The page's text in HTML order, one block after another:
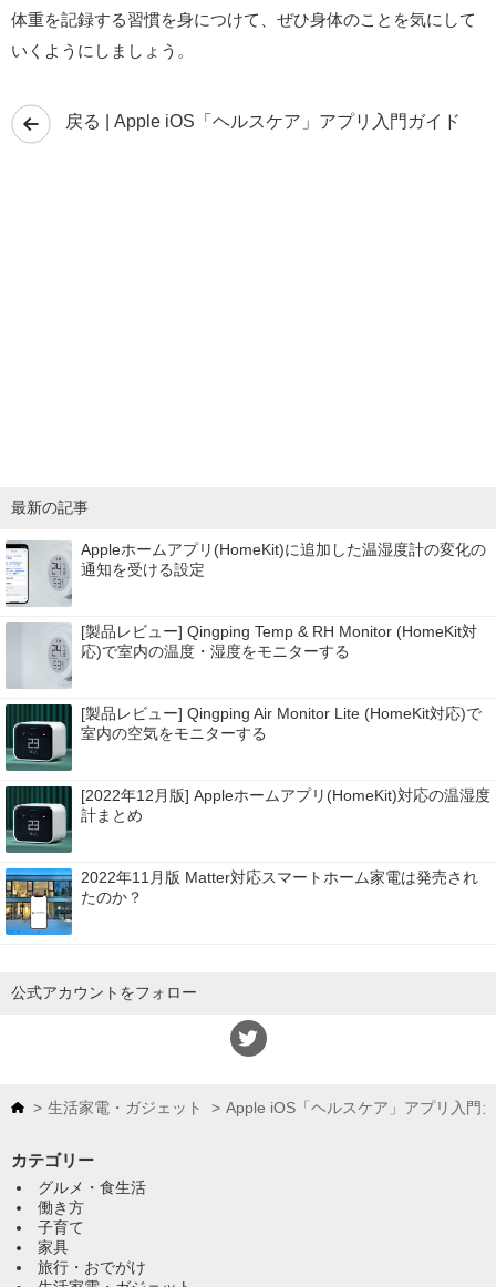
体重を記録する習慣を身につけて、ぜひ身体のことを気にして
いくようにしましょう。
戻る | Apple iOS「ヘルスケア」アプリ入門ガイド
最新の記事
Appleホームアプリ(HomeKit)に追加した温湿度計の変化の
通知を受ける設定
[製品レビュー] Qingping Temp & RH Monitor (HomeKit対
応)で室内の温度・湿度をモニターする
[製品レビュー] Qingping Air Monitor Lite (HomeKit対応)で
室内の空気をモニターする
[2022年12月版] Appleホームアプリ(HomeKit)対応の温湿度
計まとめ
2022年11月版 Matter対応スマートホーム家電は発売され
たのか？
公式アカウントをフォロー
生活家電・ガジェット Apple iOS「ヘルスケア」アプリ入門
カテゴリー
グルメ・食生活
働き方
子育て
家具
旅行・おでがけ